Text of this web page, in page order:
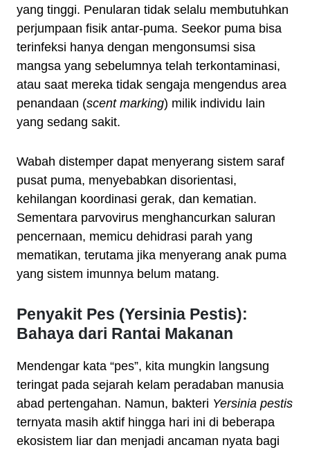
yang tinggi. Penularan tidak selalu membutuhkan
perjumpaan fisik antar-puma. Seekor puma bisa
terinfeksi hanya dengan mengonsumsi sisa
mangsa yang sebelumnya telah terkontaminasi,
atau saat mereka tidak sengaja mengendus area
penandaan (scent marking) milik individu lain
yang sedang sakit.
Wabah distemper dapat menyerang sistem saraf
pusat puma, menyebabkan disorientasi,
kehilangan koordinasi gerak, dan kematian.
Sementara parvovirus menghancurkan saluran
pencernaan, memicu dehidrasi parah yang
mematikan, terutama jika menyerang anak puma
yang sistem imunnya belum matang.
Penyakit Pes (Yersinia Pestis):
Bahaya dari Rantai Makanan
Mendengar kata “pes”, kita mungkin langsung
teringat pada sejarah kelam peradaban manusia
abad pertengahan. Namun, bakteri Yersinia pestis
ternyata masih aktif hingga hari ini di beberapa
ekosistem liar dan menjadi ancaman nyata bagi